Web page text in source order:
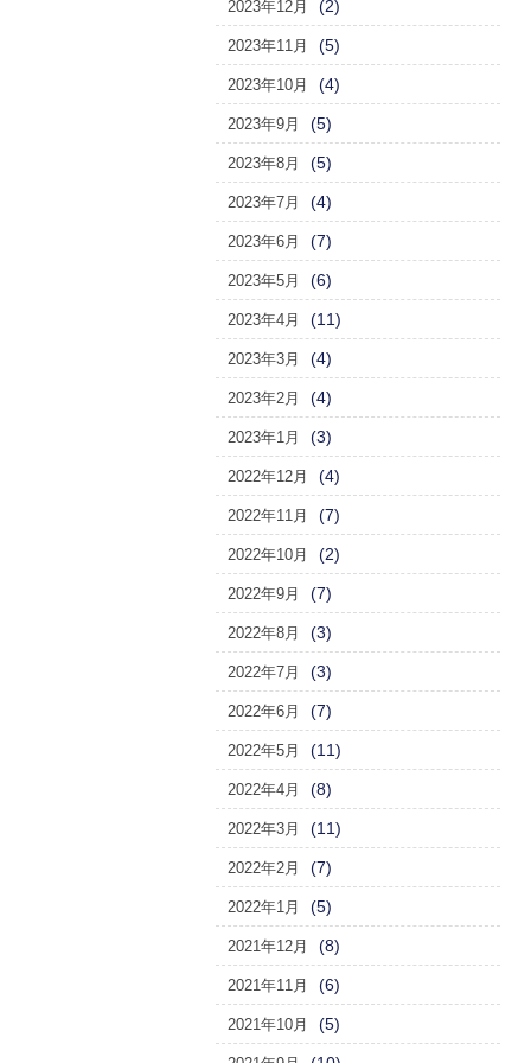
2023年12月 (2)
2023年11月 (5)
2023年10月 (4)
2023年9月 (5)
2023年8月 (5)
2023年7月 (4)
2023年6月 (7)
2023年5月 (6)
2023年4月 (11)
2023年3月 (4)
2023年2月 (4)
2023年1月 (3)
2022年12月 (4)
2022年11月 (7)
2022年10月 (2)
2022年9月 (7)
2022年8月 (3)
2022年7月 (3)
2022年6月 (7)
2022年5月 (11)
2022年4月 (8)
2022年3月 (11)
2022年2月 (7)
2022年1月 (5)
2021年12月 (8)
2021年11月 (6)
2021年10月 (5)